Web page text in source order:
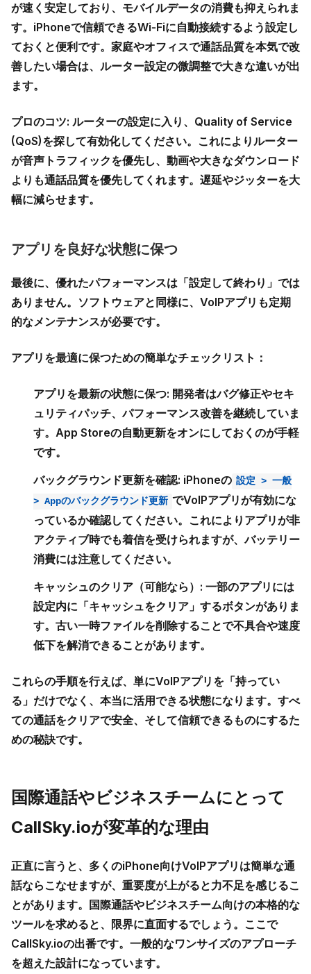
が速く安定しており、モバイルデータの消費も抑えられま
す。iPhoneで信頼できるWi‑Fiに自動接続するよう設定し
ておくと便利です。家庭やオフィスで通話品質を本気で改
善したい場合は、ルーター設定の微調整で大きな違いが出
ます。
プロのコツ: ルーターの設定に入り、 Quality of Service
(QoS)を探して有効化してください。これによりルーター
が音声トラフィックを優先し、動画や大きなダウンロード
よりも通話品質を優先してくれます。遅延やジッターを大
幅に減らせます。
アプリを良好な状態に保つ
最後に、優れたパフォーマンスは「設定して終わり」では
ありません。ソフトウェアと同様に、VoIPアプリも定期
的なメンテナンスが必要です。
アプリを最適に保つための簡単なチェックリスト：
アプリを最新の状態に保つ: 開発者はバグ修正やセキ
ュリティパッチ、パフォーマンス改善を継続していま
す。App Storeの自動更新をオンにしておくのが手軽
です。
バックグラウンド更新を確認: iPhoneの 設定 > 一般
> Appのバックグラウンド更新 でVoIPアプリが有効にな
っているか確認してください。これによりアプリが非
アクティブ時でも着信を受けられますが、バッテリー
消費には注意してください。
キャッシュのクリア（可能なら）: 一部のアプリには
設定内に「キャッシュをクリア」するボタンがありま
す。古い一時ファイルを削除することで不具合や速度
低下を解消できることがあります。
これらの手順を行えば、単にVoIPアプリを「持ってい
る」だけでなく、本当に活用できる状態になります。すべ
ての通話をクリアで安全、そして信頼できるものにするた
めの秘訣です。
国際通話やビジネスチームにとって
CallSky.ioが変革的な理由
正直に言うと、多くのiPhone向けVoIPアプリ は簡単な通
話ならこなせますが、重要度が上がると力不足を感じるこ
とがあります。国際通話やビジネスチーム向けの本格的な
ツールを求めると、限界に直面するでしょう。ここで
CallSky.ioの出番です。一般的なワンサイズのアプローチ
を超えた設計になっています。